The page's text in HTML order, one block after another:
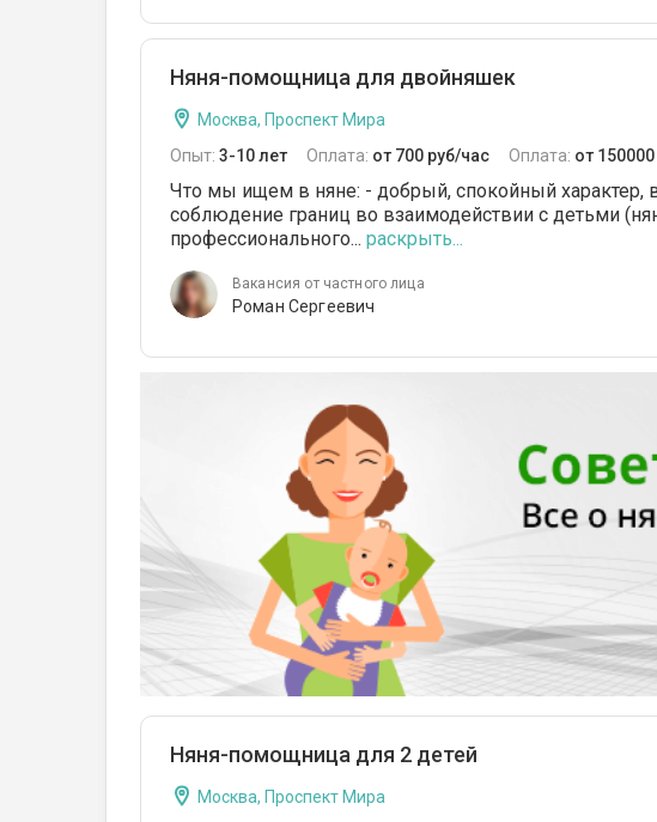
Няня-помощница для двойняшек
Москва, Проспект Мира
Опыт: 3-10 лет Оплата: от 700 руб/час Оплата: от
Что мы ищем в няне: - добрый, спокойный характер,
соблюдение границ во взаимодействии с детьми
профессионального... раскрыть...
Вакансия от частного лица
Роман Сергеевич
Няня-помощница для 2 детей
Москва, Проспект Мира